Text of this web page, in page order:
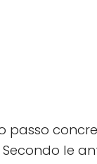
passo
le